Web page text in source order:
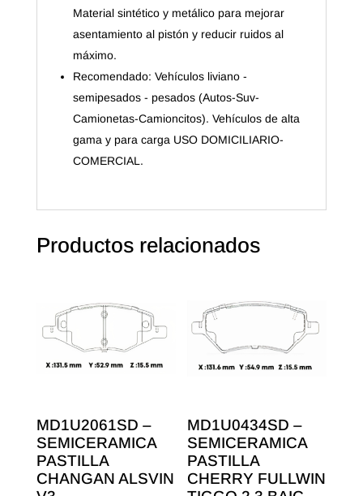
Material sintético y metálico para mejorar
asentamiento al pistón y reducir ruidos al
máximo.
Recomendado: Vehículos liviano -
semipesados - pesados (Autos-Suv-
Camionetas-Camioncitos). Vehículos de alta
gama y para carga USO DOMICILIARIO-
COMERCIAL.
Productos relacionados
MD1U2061SD –
SEMICERAMICA
PASTILLA
CHANGAN ALSVIN
MD1U0434SD –
SEMICERAMICA
PASTILLA
CHERRY FULLWIN